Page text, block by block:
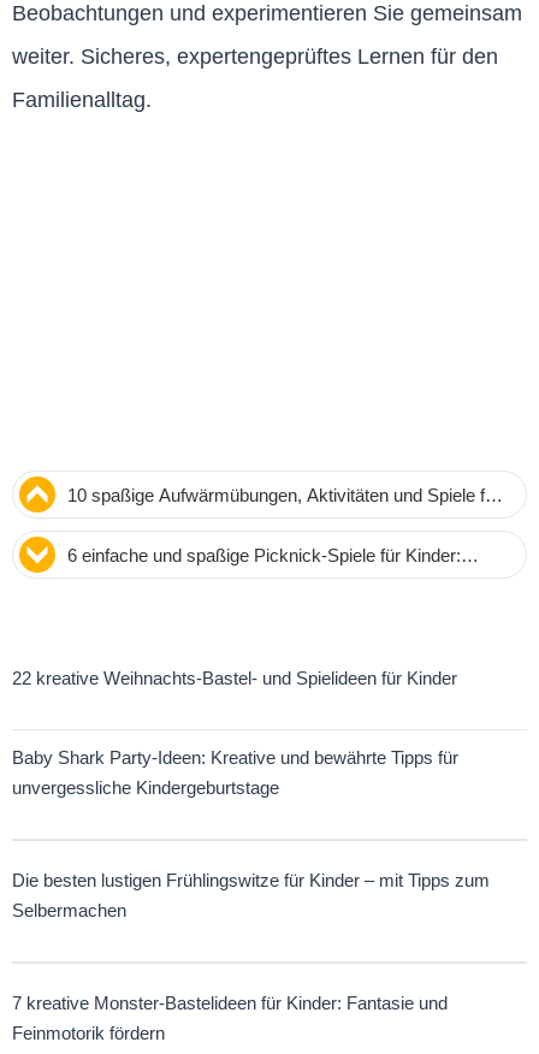
Beobachtungen und experimentieren Sie gemeinsam
weiter. Sicheres, expertengeprüftes Lernen für den
Familienalltag.
10 spaßige Aufwärmübungen, Aktivitäten und Spiele für
Kinder – Fitness zum Kinderspiel
6 einfache und spaßige Picknick-Spiele für Kinder:
Aktivitäten für unvergessliche Familienausflüge
22 kreative Weihnachts-Bastel- und Spielideen für Kinder
Baby Shark Party-Ideen: Kreative und bewährte Tipps für
unvergessliche Kindergeburtstage
Die besten lustigen Frühlingswitze für Kinder – mit Tipps zum
Selbermachen
7 kreative Monster-Bastelideen für Kinder: Fantasie und
Feinmotorik fördern